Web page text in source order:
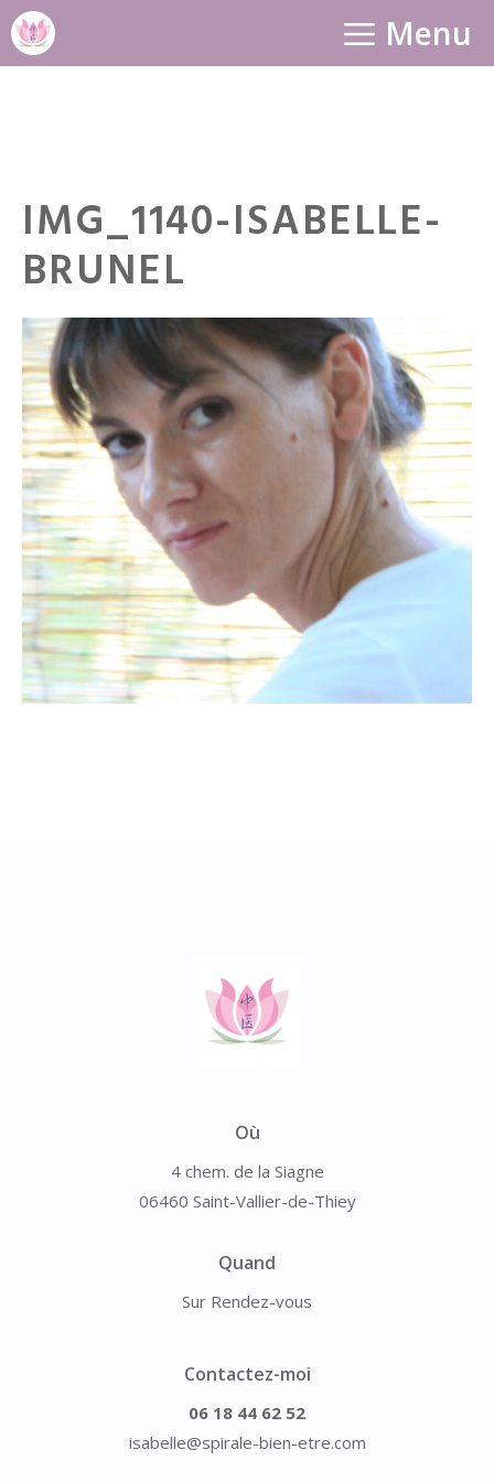
Aller
au
Menu
IMG_1140-ISABELLE-
BRUNEL
Où
4 chem. de la Siagne
06460 Saint-Vallier-de-Thiey
Quand
Sur Rendez-vous
Contactez-moi
06 18 44 62 52
isabelle@spirale-bien-etre.com